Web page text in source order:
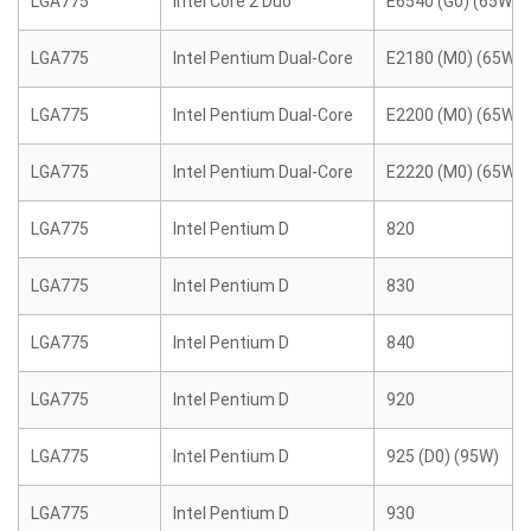
LGA775 Intel Pentium Dual-Core E2180 (M0) (65W)
LGA775 Intel Pentium Dual-Core E2200 (M0) (65W)
LGA775 Intel Pentium Dual-Core E2220 (M0) (65W)
LGA775 Intel Pentium D 820
LGA775 Intel Pentium D 830
LGA775 Intel Pentium D 840
LGA775 Intel Pentium D 920
LGA775 Intel Pentium D 925 (D0) (95W)
LGA775 Intel Pentium D 930